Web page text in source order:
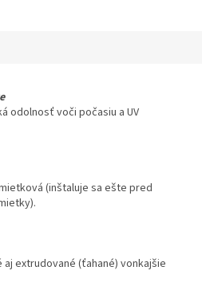
odolnosť voči počasiu a UV
(inštaluje sa ešte pred
aj extrudované (ťahané) vonkajšie